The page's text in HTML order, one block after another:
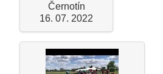
Černotín
16. 07. 2022